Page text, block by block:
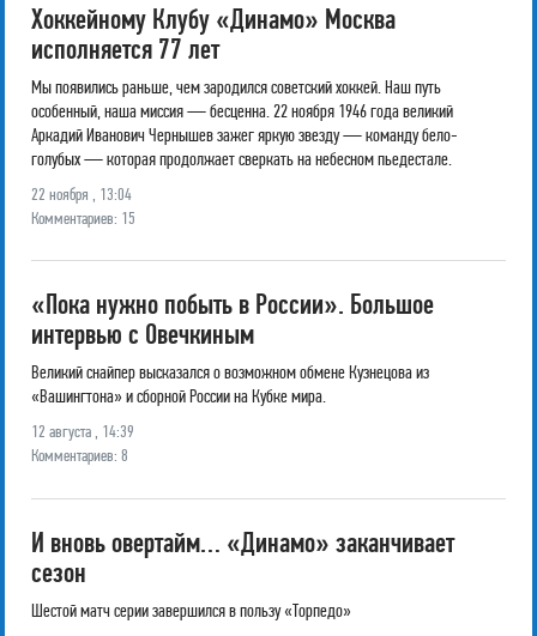
Хоккейному Клубу «Динамо» Москва
исполняется 77 лет
Мы появились раньше, чем зародился советский хоккей. Наш путь
особенный, наша миссия — бесценна. 22 ноября 1946 года великий
Аркадий Иванович Чернышев зажег яркую звезду — команду бело-
голубых — которая продолжает сверкать на небесном пьедестале.
22 ноября , 13:04
Комментариев: 15
«Пока нужно побыть в России». Большое
интервью с Овечкиным
Великий снайпер высказался о возможном обмене Кузнецова из
«Вашингтона» и сборной России на Кубке мира.
12 августа , 14:39
Комментариев: 8
И вновь овертайм… «Динамо» заканчивает
сезон
Шестой матч серии завершился в пользу «Торпедо»